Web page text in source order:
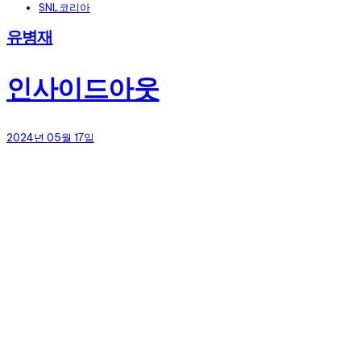
SNL코리아
유병재
인사이드아웃
2024년 05월 17일